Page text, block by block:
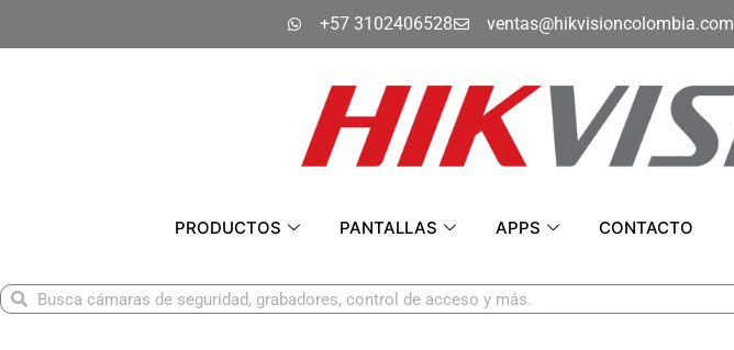
+57 3102406528 ventas@hikvisioncolombia.com
PRODUCTOS PANTALLAS APPS CONTACTO
BuscarBuscar